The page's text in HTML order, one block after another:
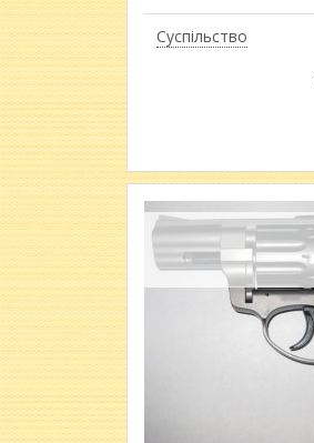
Суспільство